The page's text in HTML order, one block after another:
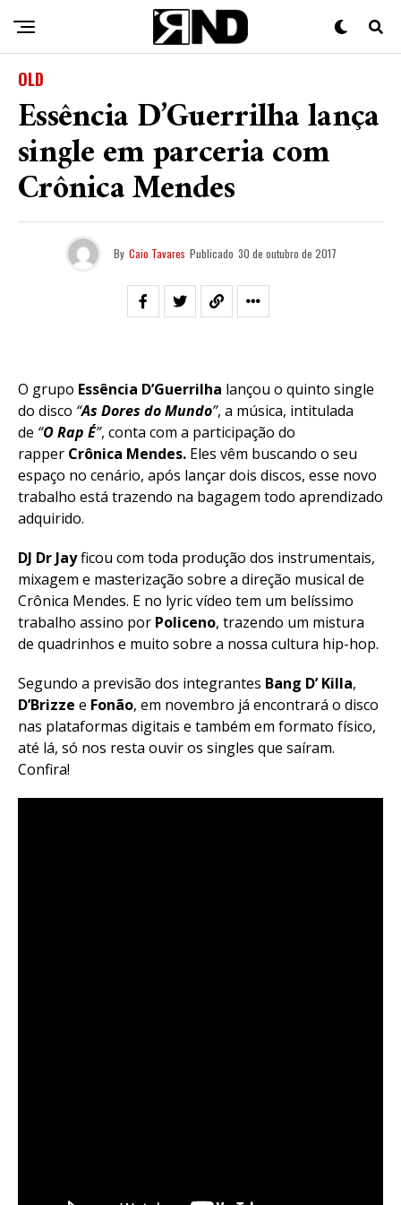
OLD
Essência D’Guerrilha lança
single em parceria com
Crônica Mendes
By Caio Tavares Publicado 30 de outubro de 2017
O grupo Essência D’Guerrilha lançou o quinto single
do disco “As Dores do Mundo”, a música, intitulada
de “O Rap É”, conta com a participação do
rapper Crônica Mendes. Eles vêm buscando o seu
espaço no cenário, após lançar dois discos, esse novo
trabalho está trazendo na bagagem todo aprendizado
adquirido.
DJ Dr Jayficou com toda produção dos instrumentais,
mixagem e masterização sobre a direção musical de
Crônica Mendes. E no lyric vídeo tem um belíssimo
trabalho assino por Policeno, trazendo um mistura
de quadrinhos e muito sobre a nossa cultura hip-hop.
Segundo a previsão dos integrantes Bang D’ Killa,
D’Brizze e Fonão, em novembro já encontrará o disco
nas plataformas digitais e também em formato físico,
até lá, só nos resta ouvir os singles que saíram.
Confira!